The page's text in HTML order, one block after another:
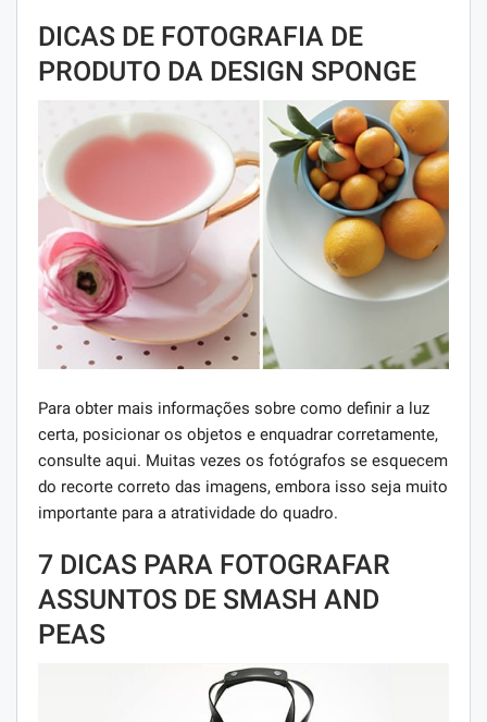
DICAS DE FOTOGRAFIA DE
PRODUTO DA DESIGN SPONGE
Para obter mais informações sobre como definir a luz
certa, posicionar os objetos e enquadrar corretamente,
consulte aqui. Muitas vezes os fotógrafos se esquecem
do recorte correto das imagens, embora isso seja muito
importante para a atratividade do quadro.
7 DICAS PARA FOTOGRAFAR
ASSUNTOS DE SMASH AND
PEAS